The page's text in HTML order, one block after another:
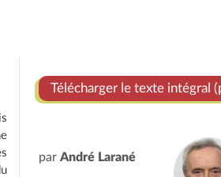
Télécharger le texte intégral
par André Larané